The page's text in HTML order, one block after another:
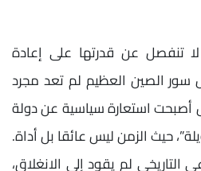
لا تنفصل عن قدرتها على إعادة
سور الصين العظيم لم تعد مجرد
أصبحت استعارة سياسية عن دولة
حيث الزمن ليس عائقا بل أداة.
لم يقود إلى الانغلاق،